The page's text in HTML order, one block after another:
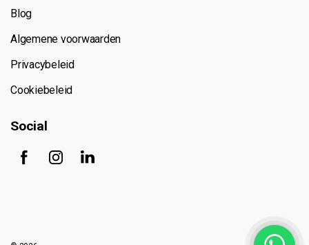
Blog
Algemene voorwaarden
Privacybeleid
Cookiebeleid
Social